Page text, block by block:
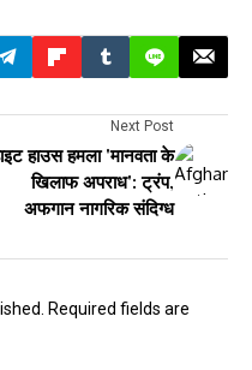
Next Post
हाउस हमला 'मानवता के
खिलाफ अपराध': ट्रंप,
अफगान नागरिक संदिग्ध
Required fields are